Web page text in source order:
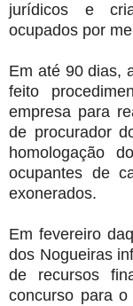
jurídicos e
ocupados por
Em até 90 dias,
feito
empresa para
de procurador
homologação
ocupantes de
exonerados.
Em fevereiro
dos Nogueiras
de recursos
concurso para